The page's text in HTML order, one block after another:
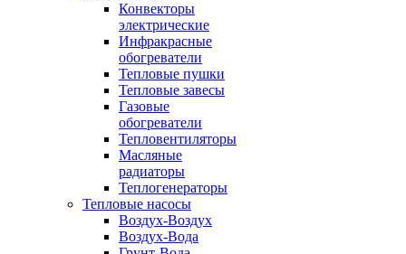
Конвекторы
электрические
Инфракрасные
обогреватели
Тепловые пушки
Тепловые завесы
Газовые
обогреватели
Тепловентиляторы
Масляные
радиаторы
Теплогенераторы
Тепловые насосы
Воздух-Воздух
Воздух-Вода